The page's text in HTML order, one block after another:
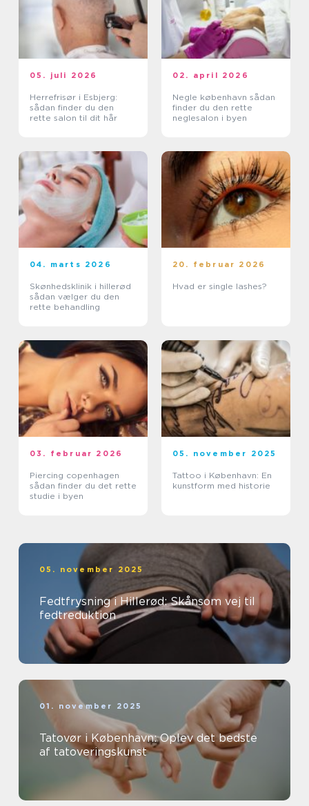
05. juli 2026
Herrefrisør i Esbjerg:
sådan finder du den
rette salon til dit hår
02. april 2026
Negle københavn sådan
finder du den rette
neglesalon i byen
04. marts 2026
Skønhedsklinik i hillerød
sådan vælger du den
rette behandling
20. februar 2026
Hvad er single lashes?
03. februar 2026
Piercing copenhagen
sådan finder du det rette
studie i byen
05. november 2025
Tattoo i København: En
kunstform med historie
05. november 2025
Fedtfrysning i Hillerød: Skånsom vej til
fedtreduktion
01. november 2025
Tatovør i København: Oplev det bedste
af tatoveringskunst